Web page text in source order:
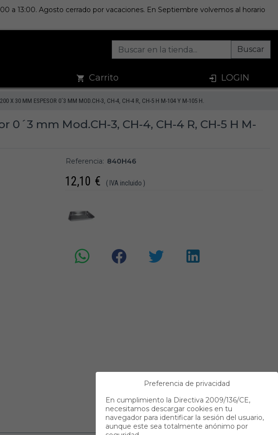
a 13:00. Agosto cerrado por vacaciones. En Septiembre volvemos al horario
Buscar
Carrito LOGIN
X 30 MM ESPESOR 0´3 MM MOD.CH-3, CH-4, CH-4 R, CH-5 H M-104 Y M-105 H.
mm Mod.CH-3, CH-4, CH-4 R, CH-5 H M-
Referencia: 840H46
12,10 € ( IVA incluido )
Preferencia de privacidad
En cumplimiento la Directiva 2009/136/CE,
necesitamos descargar cookies en tu
navegador para identificar la sesión del usuario,
aunque este sea totalmente anónimo por